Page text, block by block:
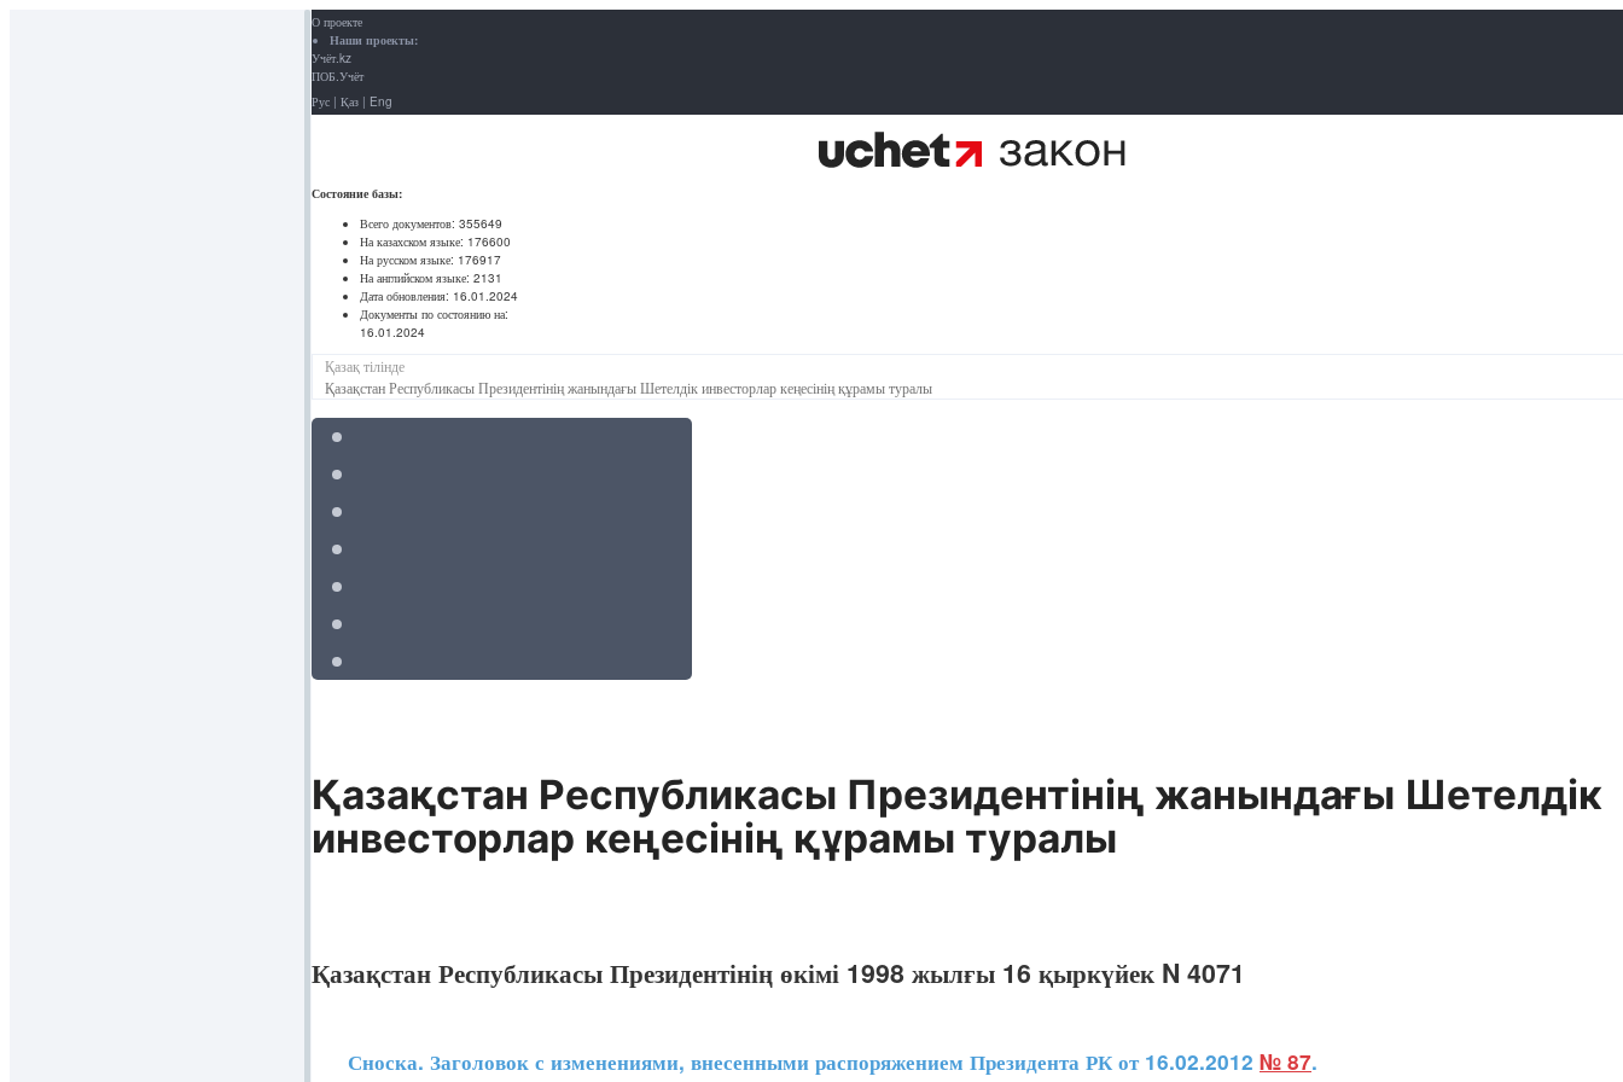
О проекте
Наши проекты:
Учёт.kz
ПОБ.Учёт
Рус | Қаз | Eng
Состояние базы:
Всего документов: 355649
На казахском языке: 176600
На русском языке: 176917
На английском языке: 2131
Дата обновления: 16.01.2024
Документы по состоянию на:
16.01.2024
Қазақ тілінде
Қазақстан Республикасы Президентінің жанындағы Шетелдік инвесторлар кеңесінің құрамы туралы
Қазақстан Республикасы Президентінің жанындағы Шетелдік
инвесторлар кеңесінің құрамы туралы
Қазақстан Республикасы Президентінің өкімі 1998 жылғы 16 қыркүйек N 4071
Сноска. Заголовок с изменениями, внесенными распоряжением Президента РК от 16.02.2012 № 87.